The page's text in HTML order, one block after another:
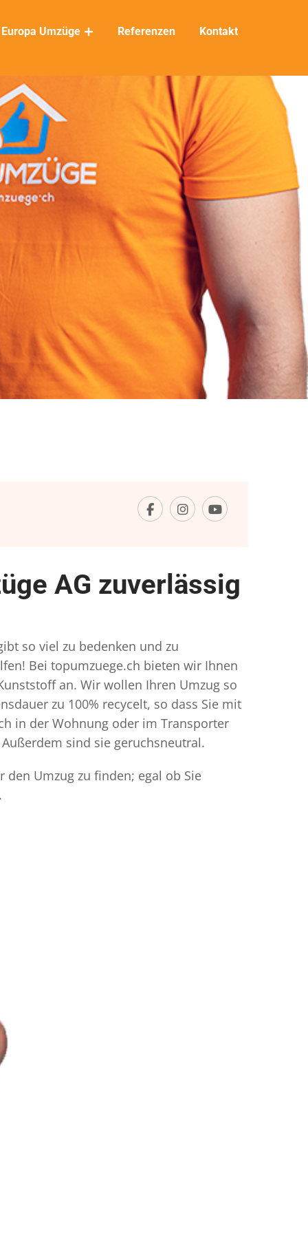
Europa Umzüge Referenzen Kontakt
AG zuverlässig
so viel zu bedenken und zu
Bei topumzuege.ch bieten wir Ihnen
an. Wir wollen Ihren Umzug so
zu 100% recycelt, so dass Sie mit
in der Wohnung oder im Transporter
sind sie geruchsneutral.
Umzug zu finden; egal ob Sie